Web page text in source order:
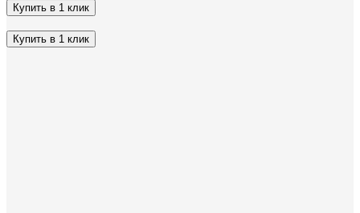
Купить в 1 клик
товар
имеет
Купить в 1 клик